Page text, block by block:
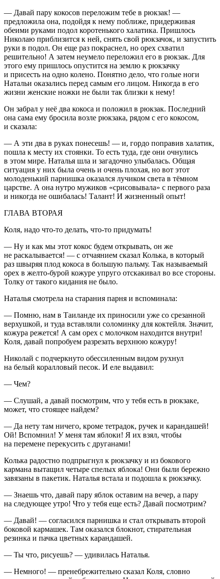
— Давай пару кокосов переложим тебе в рюкзак! —
предложила она, подойдя к нему поближе, придерживая
обеими руками подол коротенького халатика. Пришлось
Николаю приблизится к ней, снять свой рюкзачок, и запустить
руки в подол. Он еще раз покраснел, но орех схватил
решительно! А затем неумело переложил его в рюкзак. Для
этого ему пришлось опустится на землю к рюкзачку
и присесть на одно колено. Понятно дело, что голые ноги
Натальи оказались перед самым его лицом. Никогда в его
жизни женские ножки не были так близки к нему!
Он забрал у неё два кокоса и положил в рюкзак. Последний
она сама ему бросила возле рюкзака, рядом с его кокосом,
и сказала:
— А эти два в руках понесешь! — и, гордо поправив халатик,
пошла к месту их стоянки. То есть туда, где они очнулись
в этом мире. Наталья шла и загадочно улыбалась. Общая
ситуация у них была очень и очень плохая, но вот этот
молоденький парнишка оказался лучиком света в тёмном
царстве. А она нутро мужиков «срисовывала» с первого раза
и никогда не ошибалась! Талант! И жизненный опыт!
ГЛАВА ВТОРАЯ
Коля, надо что-то делать, что-то придумать!
— Ну и как мы этот кокос будем открывать, он же
не раскалывается! — с отчаянием сказал Колька, в который
раз швыряя плод кокоса в большую пальму. Так называемый
орех в желто-бурой кожуре упруго отскакивал во все стороны.
Толку от такого кидания не было.
Наталья смотрела на старания парня и вспоминала:
— Помню, нам в Таиланде их приносили уже со срезанной
верхушкой, и туда вставляли соломинку для коктейля. Значит,
кожура режется! А сам орех с молочком находится внутри!
Коля, давай попробуем разрезать верхнюю кожуру!
Николай с подчеркнуто обессиленным видом рухнул
на белый коралловый песок. И еле выдавил:
— Чем?
— Слушай, а давай посмотрим, что у тебя есть в рюкзаке,
может, что стоящее найдем?
— Да нету там ничего, кроме тетрадок, ручек и карандашей!
Ой! Вспомнил! У меня там яблоки! Я их взял, чтобы
на перемене перекусить с друганами!
Колька радостно подпрыгнул к рюкзачку и из бокового
кармана вытащил четыре спелых яблока! Они были бережно
завязаны в пакетик. Наталья встала и подошла к рюкзачку.
— Знаешь что, давай пару яблок оставим на вечер, а пару
на следующее утро! Что у тебя еще есть? Давай посмотрим?
— Давай! — согласился парнишка и стал открывать второй
боковой кармашек. Там оказался блокнот, стирательная
резинка и пачка цветных карандашей.
— Ты что, рисуешь? — удивилась Наталья.
— Немного! — пренебрежительно сказал Коля, словно